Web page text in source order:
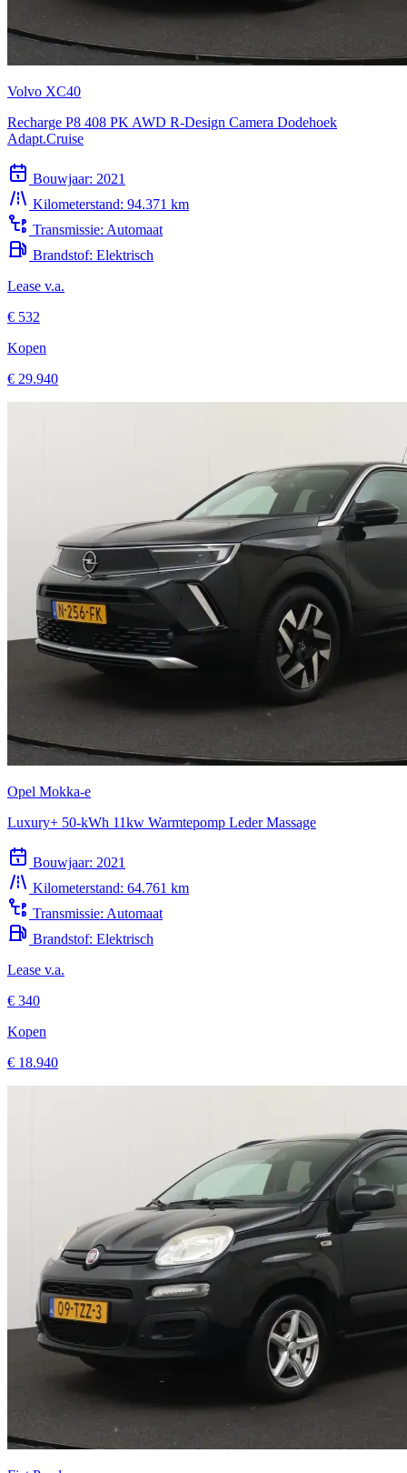
Volvo XC40
Recharge P8 408 PK AWD R-Design Camera Dodehoek
Kilometerstand:
Transmissie:Automaat
Brandstof: Elektrisch
Lease v.a.
€ 532
Kopen
€ 29.940
Opel Mokka-e
Luxury+ 50-kWh 11kw Warmtepomp Leder Massage
Kilometerstand:
Transmissie:Automaat
Brandstof: Elektrisch
Lease v.a.
€ 340
Kopen
€ 18.940
Fiat Panda